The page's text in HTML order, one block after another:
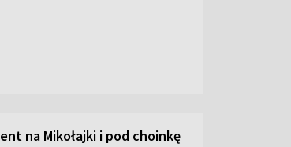
na Mikołajki i pod choinkę